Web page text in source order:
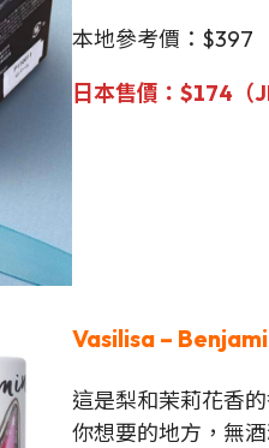
本地參考價：$397
日本售價：$174（
Vasilisa –
這是梨和茉莉花香
你想要的地方，無